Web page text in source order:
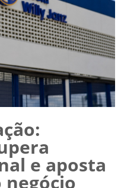
e aposta
negócio